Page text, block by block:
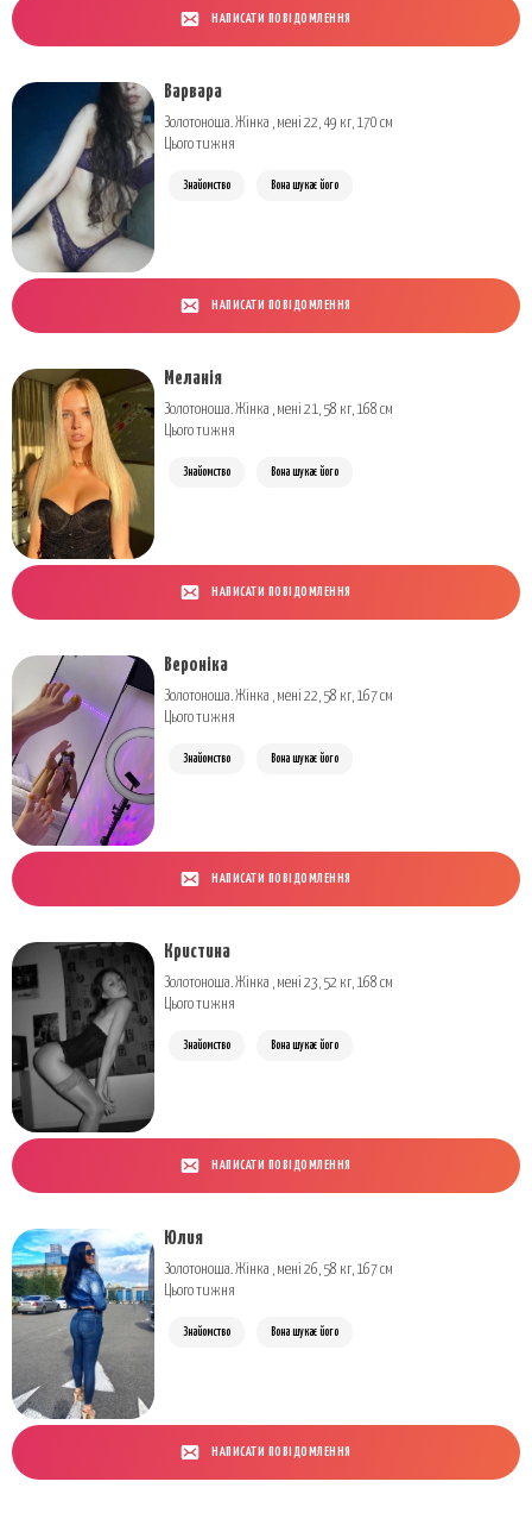
НАПИСАТИ ПОВІДОМЛЕННЯ
Варвара
Золотоноша. Жінка , мені 22, 49 кг, 170 см
Цього тижня
Знайомство Вона шукає його
НАПИСАТИ ПОВІДОМЛЕННЯ
Меланія
Золотоноша. Жінка , мені 21, 58 кг, 168 см
Цього тижня
Знайомство Вона шукає його
НАПИСАТИ ПОВІДОМЛЕННЯ
Вероніка
Золотоноша. Жінка , мені 22, 58 кг, 167 см
Цього тижня
Знайомство Вона шукає його
НАПИСАТИ ПОВІДОМЛЕННЯ
Кристина
Золотоноша. Жінка , мені 23, 52 кг, 168 см
Цього тижня
Знайомство Вона шукає його
НАПИСАТИ ПОВІДОМЛЕННЯ
Юлия
Золотоноша. Жінка , мені 26, 58 кг, 167 см
Цього тижня
Знайомство Вона шукає його
НАПИСАТИ ПОВІДОМЛЕННЯ